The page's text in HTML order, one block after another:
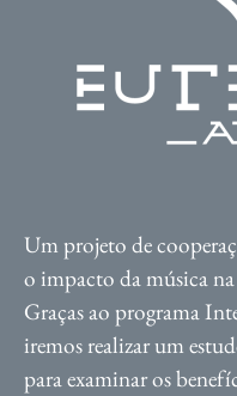
Um projeto de
o impacto da música na
Graças ao programa
iremos realizar um
para examinar os